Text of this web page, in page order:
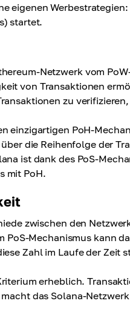
eigenen
startet.
Netzwerk vom
von Transaktionen
zu
einzigartigen PoH-
die Reihenfolge der
ist dank des PoS-
mit PoH.
zwischen den
Mechanismus kann
Zahl im Laufe der Zeit
erheblich.
das Solana-